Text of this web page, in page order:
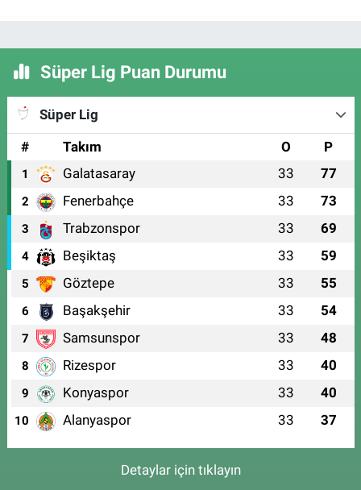
Süper Lig Puan Durumu
Süper Lig
#
Takım O P
1 Galatasaray 33 77
2 Fenerbahçe 33 73
3 Trabzonspor 33 69
4 Beşiktaş 33 59
5 Göztepe 33 55
6 Başakşehir 33 54
7 Samsunspor 33 48
8 Rizespor 33 40
9 Konyaspor 33 40
10 Alanyaspor 33 37
Detaylar için tıklayın